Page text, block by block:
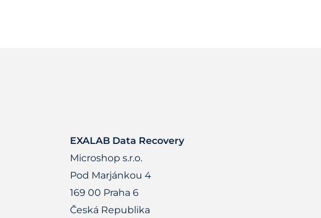
EXALAB Data Recovery
Microshop s.r.o.
Pod Marjánkou 4
169 00 Praha 6
Česká Republika